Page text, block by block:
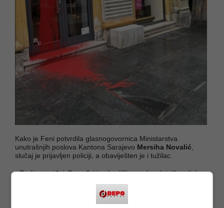
Kako je Feni potvrdila glasnogovornica Ministarstva
unutrašnjih poslova Kantona Sarajevo Mersiha Novalić
slučaj je prijavljen policiji, a obaviješten je i tužilac.
- Radi se uviđaj. Događaj je okvalifikovan kao krivično djelo
razdora ili netrpeljivosti" - kazala je Novalić.